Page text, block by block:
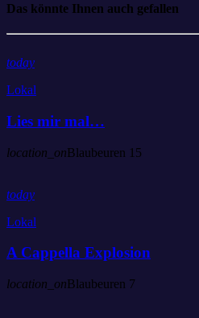
Das könnte Ihnen auch gefallen
today
Lokal
Lies mir mal…
location_onBlaubeuren 15
today
Lokal
A Cappella Explosion
location_onBlaubeuren 7